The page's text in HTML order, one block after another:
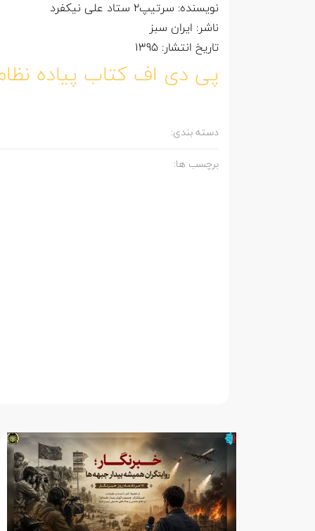
نویسنده: سرتیپ2 ستاد علی نیکفرد
ناشر: ایران سبز
تاریخ انتشار: 1395
پی دی اف کتاب پیاده
دسته بندی:
برچسب ها: